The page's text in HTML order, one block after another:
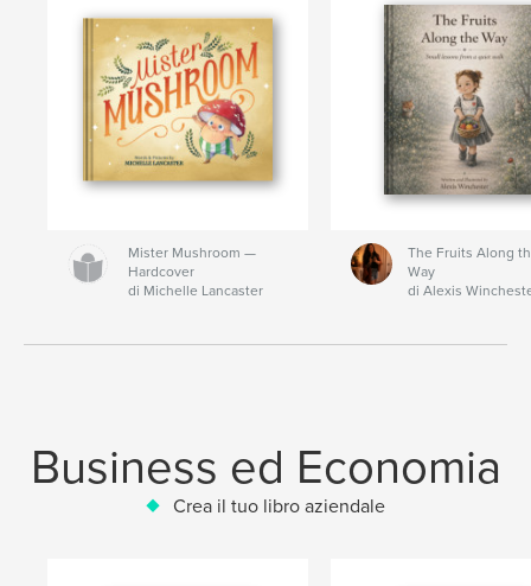
Mister Mushroom —
Hardcover
di Michelle Lancaster
The Fruits Along
Way
di Alexis
Business ed Economia
Crea il tuo libro aziendale